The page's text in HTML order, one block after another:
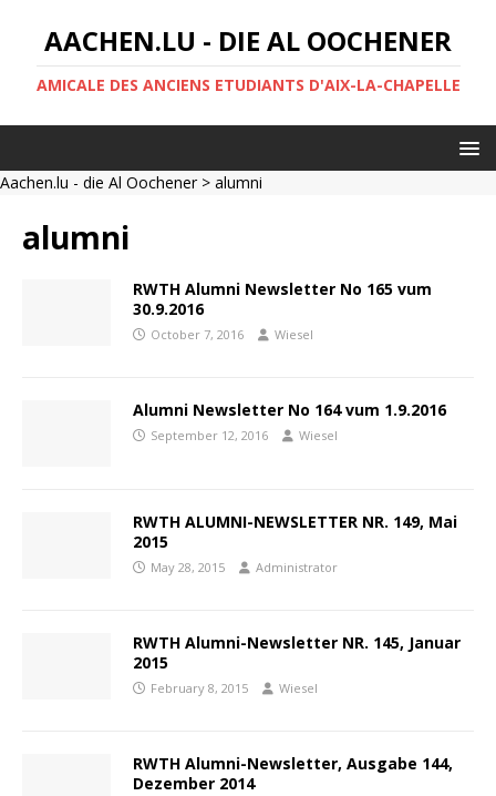
AACHEN.LU - DIE AL OOCHENER
AMICALE DES ANCIENS ETUDIANTS D'AIX-LA-CHAPELLE
Aachen.lu - die Al Oochener> alumni
alumni
RWTH Alumni Newsletter No 165 vum
30.9.2016
October 7, 2016 Wiesel
Alumni Newsletter No 164 vum 1.9.2016
September 12, 2016 Wiesel
RWTH ALUMNI-NEWSLETTER NR. 149, Mai
2015
May 28, 2015 Administrator
RWTH Alumni-Newsletter NR. 145, Januar
2015
February 8, 2015 Wiesel
RWTH Alumni-Newsletter, Ausgabe 144,
Dezember 2014